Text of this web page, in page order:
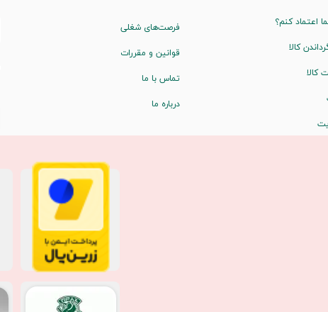
اعتماد کنم؟
کالا
کالا
فرصت‌های شغلی
قوانین و مقررات
تماس با ما
درباره ما